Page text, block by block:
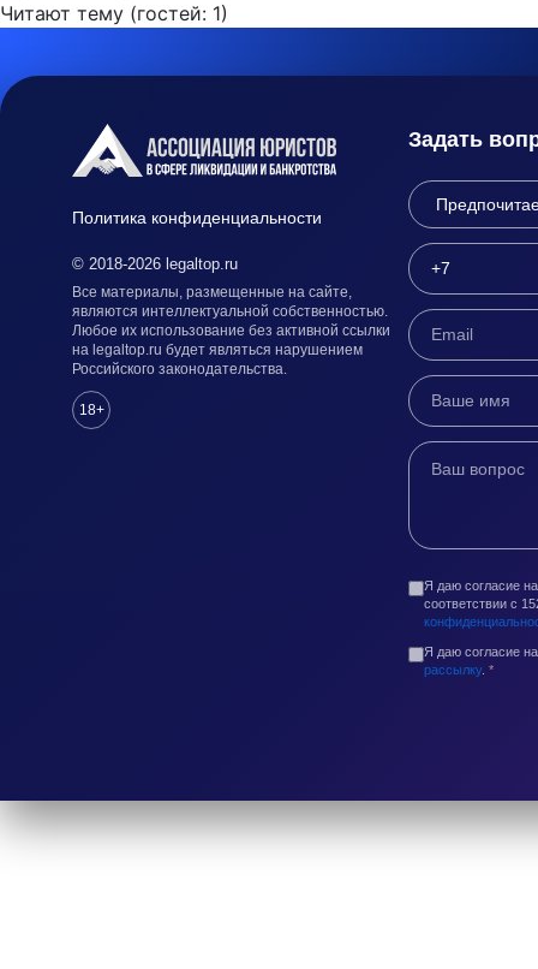
Читают тему (гостей: 1)
Политика конфиденциальности
© 2018-2026 legaltop.ru
Все материалы, размещенные на сайте,
являются интеллектуальной собственностью.
Любое их использование без активной ссылки
на legaltop.ru будет являться нарушением
Российского законодательства.
18+
Задать
Я даю согласие
соответствии с
Я даю согласие
рассылку. *